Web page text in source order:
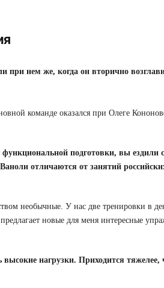
нем же, когда он вторично
команде оказался при Олеге
подготовки, вы ездили
отличаются от занятий
необычные. У нас две тренировки в
новые для меня интересные
нагрузки. Приходится тяжелее,